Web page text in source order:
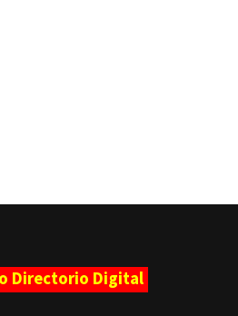
Directorio Digital